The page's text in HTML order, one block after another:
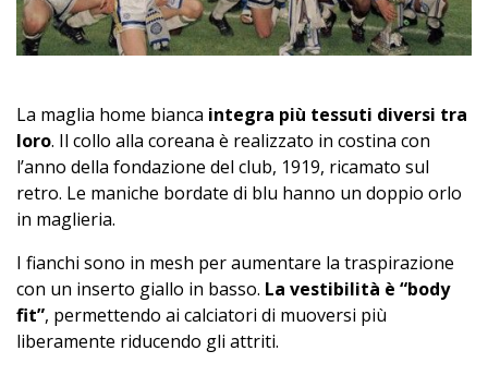
La maglia home bianca integra più tessuti diversi tra
loro. Il collo alla coreana è realizzato in costina con
l’anno della fondazione del club, 1919, ricamato sul
retro. Le maniche bordate di blu hanno un doppio orlo
in maglieria.
I fianchi sono in mesh per aumentare la traspirazione
con un inserto giallo in basso. La vestibilità è “body
fit”, permettendo ai calciatori di muoversi più
liberamente riducendo gli attriti.